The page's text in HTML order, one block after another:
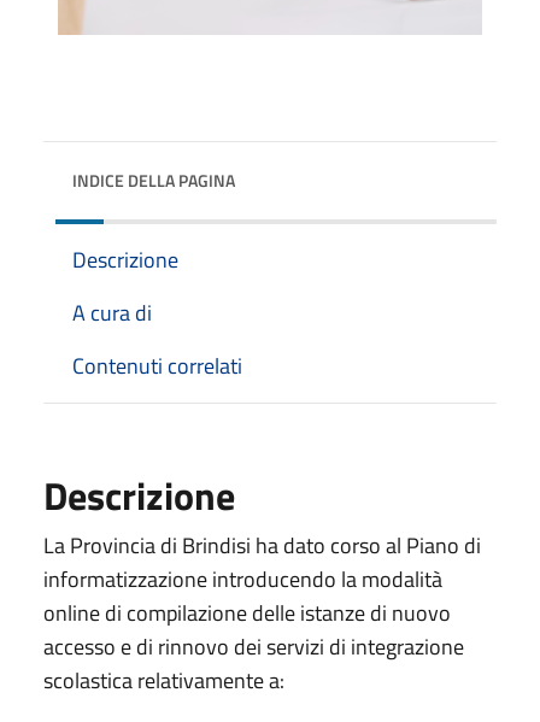
INDICE DELLA PAGINA
Descrizione
A cura di
Contenuti correlati
Descrizione
La Provincia di Brindisi ha dato corso al Piano di
informatizzazione introducendo la modalità
online di compilazione delle istanze di nuovo
accesso e di rinnovo dei servizi di integrazione
scolastica relativamente a: